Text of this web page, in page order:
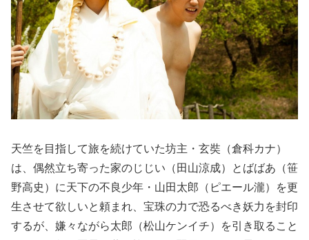
天竺を目指して旅を続けていた坊主・玄奘（倉科カナ）
は、偶然立ち寄った家のじじい（田山涼成）とばばあ（笹
野高史）に天下の不良少年・山田太郎（ピエール瀧）を更
生させて欲しいと頼まれ、宝珠の力で恐るべき妖力を封印
するが、嫌々ながら太郎（松山ケンイチ）を引き取ること